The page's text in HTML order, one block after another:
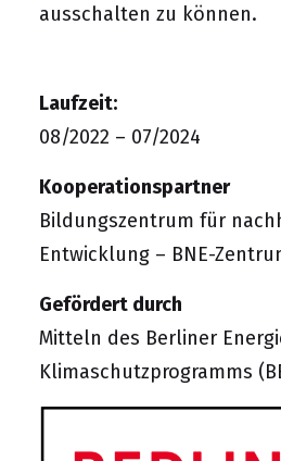
ausschalten zu können.
Laufzeit:
08/2022 – 07/2024
Kooperationspartner
Bildungszentrum für
Entwicklung – BNE-
Gefördert durch
Mitteln des Berliner
Klimaschutzprogramms